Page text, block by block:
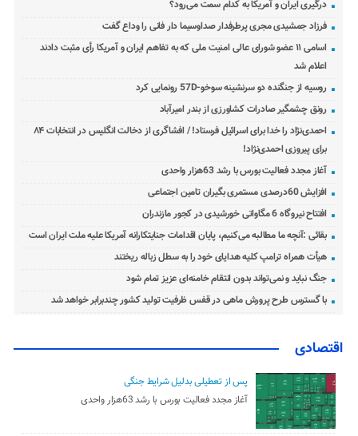
درگیری ایران و آمریکا به کدام سمت می‌رود؟
فرزاد جمشیدی مجری پرطرفدار صداوسیما دار فانی را وداع گفت
اسامی ۱۱ عضو شورای عالی امنیت ملی که به تفاهم ایران و آمریکا رأی مثبت دادند
اعلام شد
روسیه از جنگنده دو سرنشینه سوخو-57D رونمایی کرد
رونق چشمگیر صادرات کشاورزی از بندر امیرآباد
احمدی‌نژاد را خدا برای اسرائیل فرستاد! / افشاگری از دخالت انگلیس در انتخابات ۸۴
برای پیروزی احمدی‌نژاد!
آغاز مجدد فعالیت بورس با رشد 63هزار واحدی
افزایش 60درصدی مستمری بگیران تامین اجتماعی
افتتاح نیروگاه 6 مگاواتی خورشیدی در کجور مازندران
بقائی :آنچه ما مطالبه می‌کنیم، پایان اقدامات جنایتکارانه آمریکا علیه ملت ایران است
هیأت همراه ترامپ کلیه هدایای خود را به سطل زباله ریختند
جنگ نباید و نمی‌تواند بدون انتقام خامنه‌ای عزیز تمام شود
با گسترس طرح پرورش ماهی در قفس ظرفیت تولید کشور چندبرابر خواهد شد
اقتصادی
پس از تعطیلی بدلیل شرایط جنگی
آغاز مجدد فعالیت بورس با رشد 63هزار واحدی